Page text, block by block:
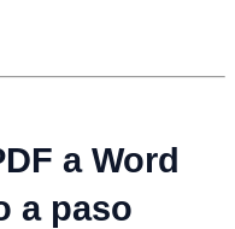
a Word
a paso